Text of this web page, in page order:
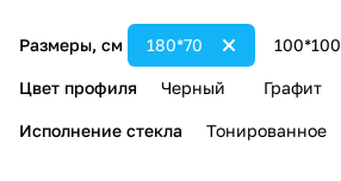
Размеры, см 100*100
180*70
Цвет профиля Черный Графит
Исполнение стекла Тонированное